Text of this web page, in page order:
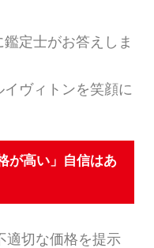
定士がお答えしま
ヴィトンを笑顔に
が高い」自信はあ
適切な価格を提示